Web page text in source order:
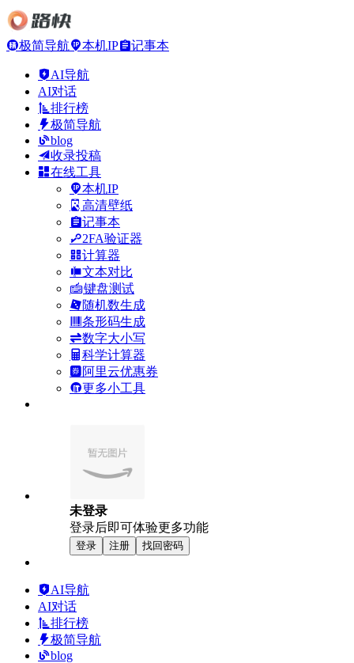
极简导航 本机IP 记事本
AI导航
AI对话
排行榜
极简导航
blog
收录投稿
在线工具
本机IP
高清壁纸
记事本
2FA验证器
计算器
文本对比
键盘测试
随机数生成
条形码生成
数字大小写
科学计算器
阿里云优惠券
更多小工具
未登录
登录后即可体验更多功能
登录 注册 找回密码
AI导航
AI对话
排行榜
极简导航
blog